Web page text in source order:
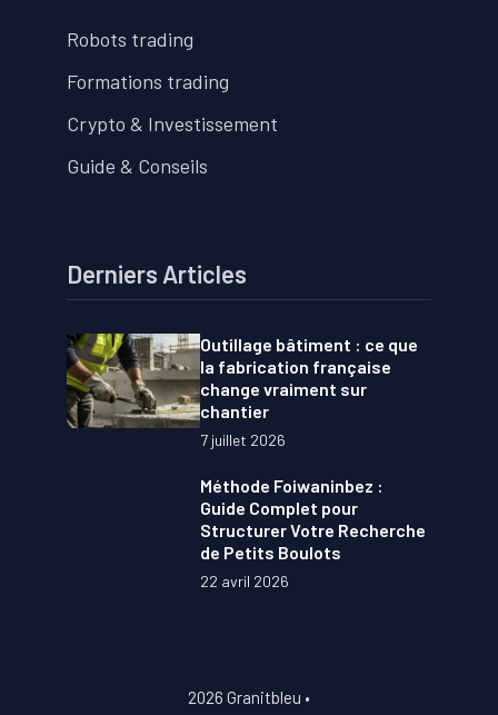
Robots trading
Formations trading
Crypto & Investissement
Guide & Conseils
Derniers Articles
Outillage bâtiment : ce que
la fabrication française
change vraiment sur
chantier
7 juillet 2026
Méthode Foiwaninbez :
Guide Complet pour
Structurer Votre Recherche
de Petits Boulots
22 avril 2026
2026 Granitbleu •